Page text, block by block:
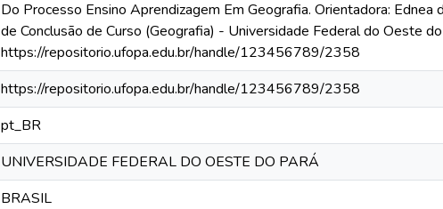
Do Processo Ensino Aprendizagem Em Geografia. Orientadora:
de Conclusão de Curso (Geografia) - Universidade Federal do Oeste
https://repositorio.ufopa.edu.br/handle/123456789/2358
https://repositorio.ufopa.edu.br/handle/123456789/2358
pt_BR
UNIVERSIDADE FEDERAL DO OESTE DO PARÁ
BRASIL